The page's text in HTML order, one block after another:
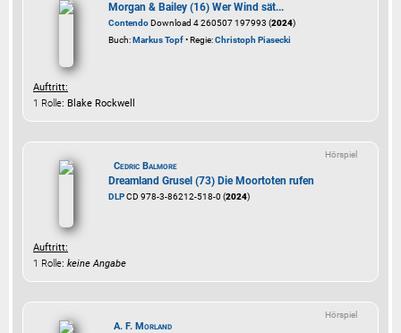
Morgan & Bailey (16) Wer Wind sät...
ContendoDownload 4 260507 197993 (2024)
Buch:Markus Topf• Regie:Christoph Piasecki
Auftritt:
1 Rolle: Blake Rockwell
Hörspiel
Cedric Balmore
Dreamland Grusel (73) Die Moortoten rufen
DLPCD 978-3-86212-518-0 (2024)
Auftritt:
1 Rolle: keine Angabe
Hörspiel
A. F. Morland